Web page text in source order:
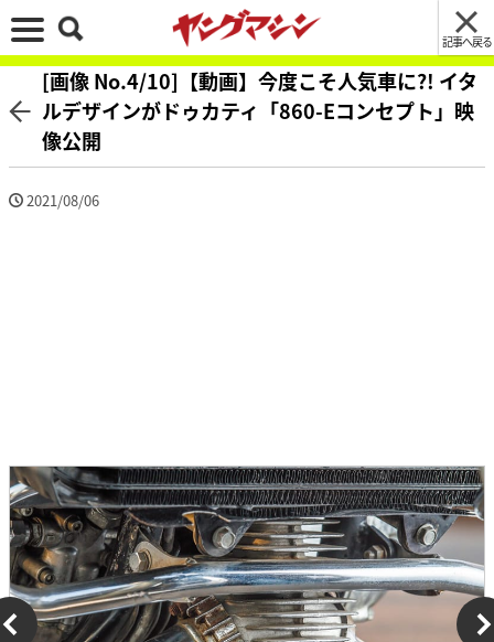
記事へ戻る
[画像 No.4/10]【動画】今度こそ人気車に?! イタ
ルデザインがドゥカティ「860-Eコンセプト」映
像公開
2021/08/06